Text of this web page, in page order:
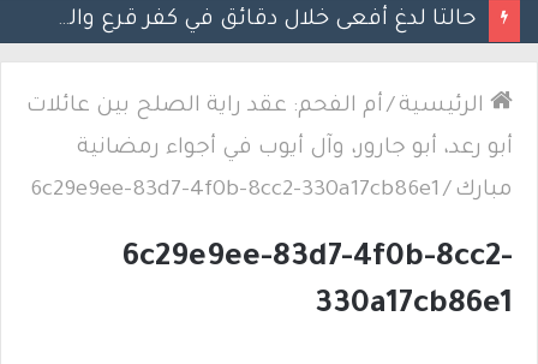
عن
حالتا لدغ أفعى خلال دقائق في كفر قرع والشمال.. إصابتان إحداهما خطيرة
الرئيسية / أم الفحم: عقد راية الصلح بين عائلات
أبو رعد، أبو جارور، وآل أيوب في أجواء رمضانية
مبارك /
6c29e9ee-83d7-4f0b-8cc2-330a17cb86e1
6c29e9ee-83d7-4f0b-8cc2-
330a17cb86e1